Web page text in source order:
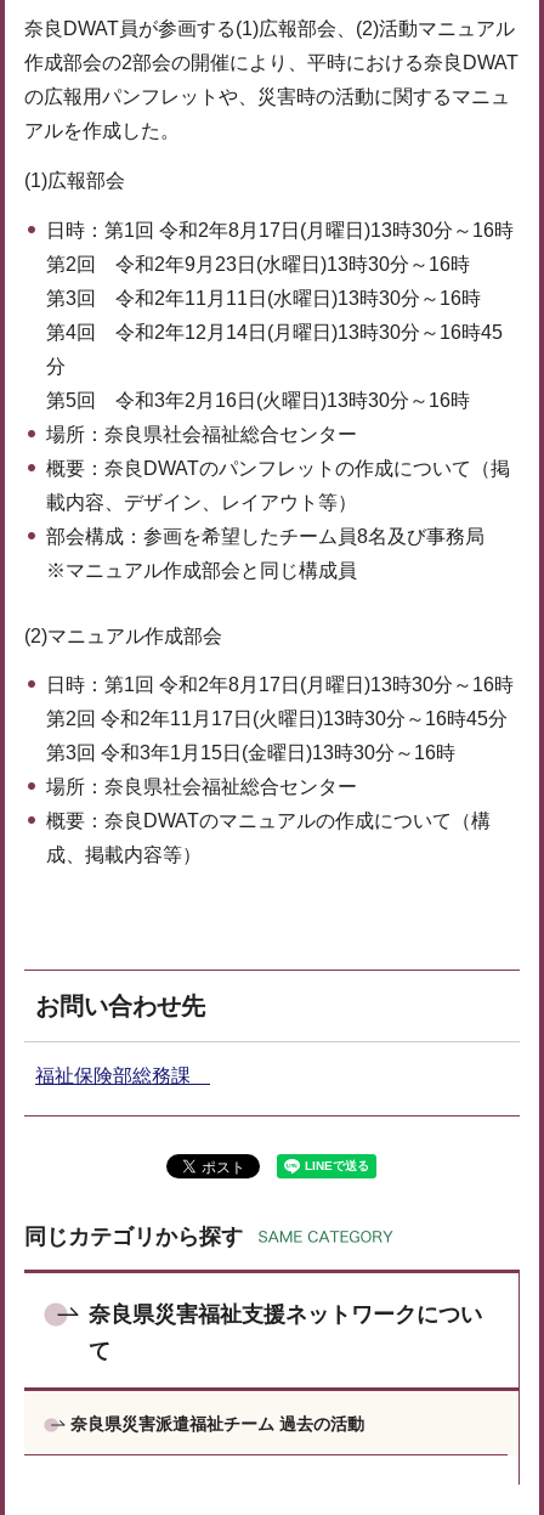
奈良DWAT員が参画する(1)広報部会、(2)活動マニュアル
作成部会の2部会の開催により、平時における奈良DWAT
の広報用パンフレットや、災害時の活動に関するマニュ
アルを作成した。
(1)広報部会
日時：第1回 令和2年8月17日(月曜日)13時30分～16時
第2回 令和2年9月23日(水曜日)13時30分～16時
第3回 令和2年11月11日(水曜日)13時30分～16時
第4回 令和2年12月14日(月曜日)13時30分～16時45
分
第5回 令和3年2月16日(火曜日)13時30分～16時
場所：奈良県社会福祉総合センター
概要：奈良DWATのパンフレットの作成について（掲
載内容、デザイン、レイアウト等）
部会構成：参画を希望したチーム員8名及び事務局
※マニュアル作成部会と同じ構成員
(2)マニュアル作成部会
日時：第1回 令和2年8月17日(月曜日)13時30分～16時
第2回 令和2年11月17日(火曜日)13時30分～16時45分
第3回 令和3年1月15日(金曜日)13時30分～16時
場所：奈良県社会福祉総合センター
概要：奈良DWATのマニュアルの作成について（構
成、掲載内容等）
お問い合わせ先
福祉保険部総務課
同じカテゴリから探す
奈良県災害福祉支援ネットワークについ
て
奈良県災害派遣福祉チーム 過去の活動